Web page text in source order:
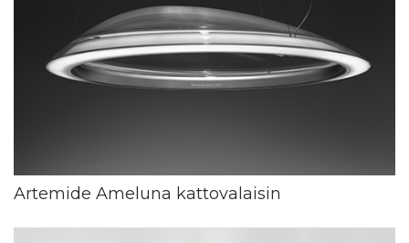
Artemide Ameluna kattovalaisin